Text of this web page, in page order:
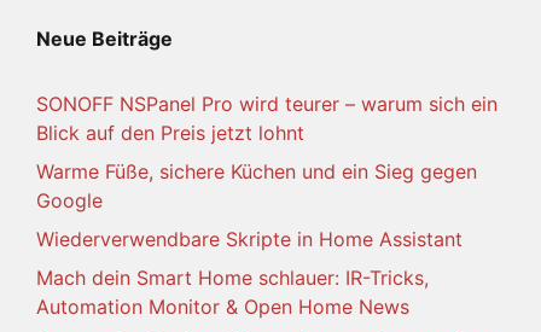
Neue Beiträge
SONOFF NSPanel Pro wird teurer – warum sich ein
Blick auf den Preis jetzt lohnt
Warme Füße, sichere Küchen und ein Sieg gegen
Google
Wiederverwendbare Skripte in Home Assistant
Mach dein Smart Home schlauer: IR-Tricks,
Automation Monitor & Open Home News